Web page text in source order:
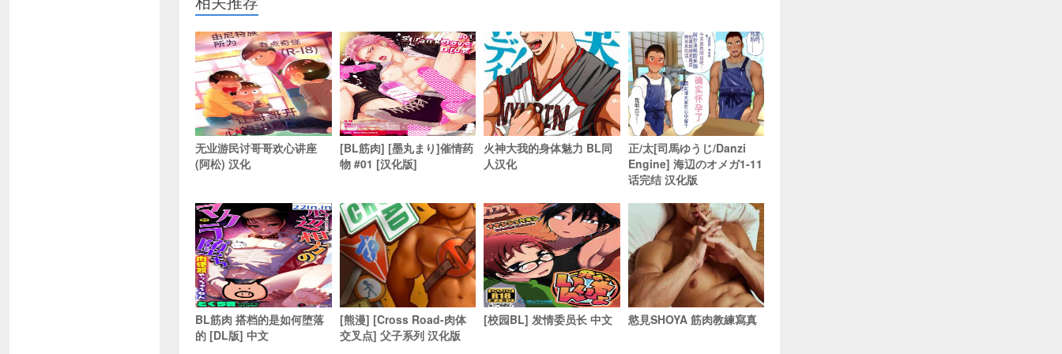
无业游民讨哥哥欢心讲座
(阿松) 汉化
[BL筋肉] [墨丸まり]催情药
物 #01 [汉化版]
火神大我的身体魅力 BL同
人汉化
正/太[司馬ゆうじ/Danzi
Engine] 海辺のオメガ1-11
话完结 汉化版
BL筋肉 搭档的是如何堕落
的 [DL版] 中文
[熊漫] [Cross Road-肉体
交叉点] 父子系列 汉化版
[校园BL] 发情委员长 中文 慾見SHOYA 筋肉教練寫真